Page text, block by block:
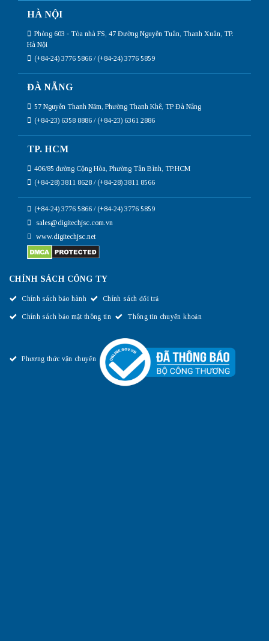
HÀ NỘI
Phòng 603 - Tòa nhà FS, 47 Đường Nguyễn Tuân, Thanh Xuân, TP.
Hà Nội
(+84-24) 3776 5866 / (+84-24) 3776 5859
ĐÀ NẴNG
57 Nguyễn Thanh Năm, Phường Thanh Khê, TP Đà Nẵng
(+84-23) 6358 8886 / (+84-23) 6361 2886
TP. HCM
406/85 đường Cộng Hòa, Phường Tân Bình, TP.HCM
(+84-28) 3811 8628 / (+84-28) 3811 8566
(+84-24) 3776 5866 / (+84-24) 3776 5859
sales@digitechjsc.com.vn
www.digitechjsc.net
CHÍNH SÁCH CÔNG TY
Chính sách bảo hành Chính sách đổi trả
Chính sách bảo mật thông tin Thông tin chuyển khoản
Phương thức vận chuyển